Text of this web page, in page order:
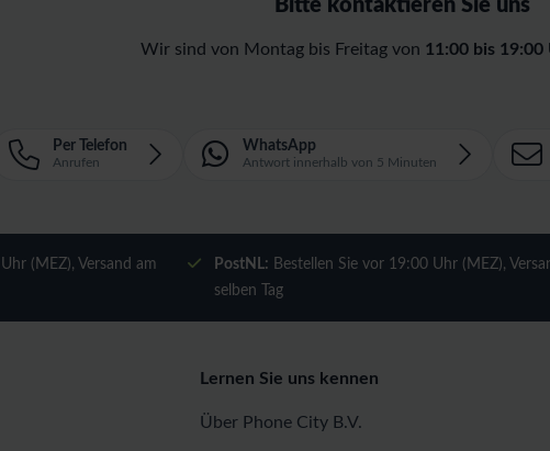
Bitte kontaktieren Sie uns
Wir sind von Montag bis Freitag von 11:00 bis
Per Telefon
Anrufen
WhatsApp
Antwort innerhalb von 5 Minuten
(MEZ), Versand am
PostNL: Bestellen Sie vor 19:00 Uhr (MEZ),
selben Tag
Lernen Sie uns kennen
Über Phone City B.V.